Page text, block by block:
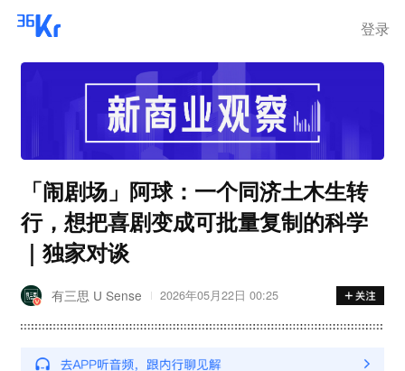
登录
「闹剧场」阿球：一个同济土木生转
行，想把喜剧变成可批量复制的科学
｜独家对谈
有三思 U Sense 2026年05月22日 00:25